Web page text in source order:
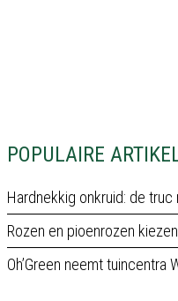
POPULAIRE
Hardnekkig onkruid: de
Rozen en pioenrozen kiezen
Oh’Green neemt tuincentra